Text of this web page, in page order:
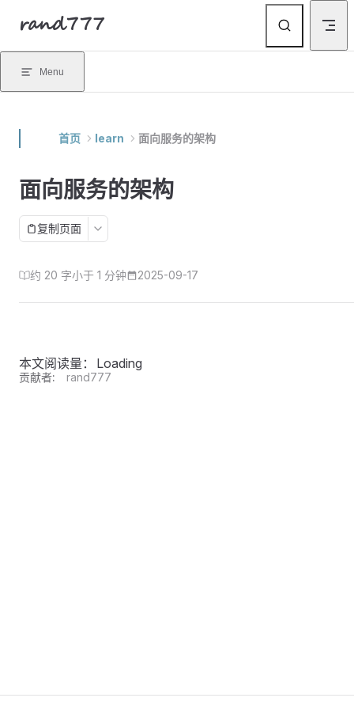
Skip to content
rand777
Menu
首页 learn 面向服务的架构
面向服务的架构
复制页面
约 20 字小于 1 分钟 2025-09-17
本文阅读量： Loading
贡献者: rand777